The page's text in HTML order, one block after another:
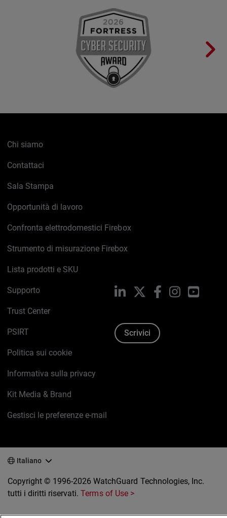
Chi siamo
Contattaci
Sala Stampa
Opportunità di lavoro
Confronta elettrodomestici Firebox
Strumento di misurazione Firebox
Lista prodotti e SKU
Supporto
Trust Center
PSIRT
Politica sui cookie
Informativa sulla privacy
Kit Media & Brand
Gestisci le preferenze e-mail
LinkedIn FacebookInstagram
Scrivici
Italiano
Copyright © 1996-2026 WatchGuard Technologies, Inc.
tutti i diritti riservati.Terms of Use >